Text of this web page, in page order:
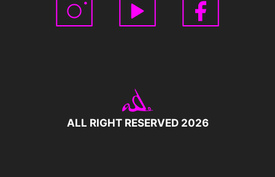
ALL RIGHT RESERVED 2026